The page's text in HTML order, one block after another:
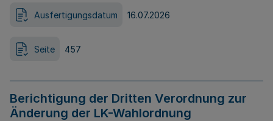
Ausfertigungsdatum 16.07.2026
Seite 457
Berichtigung der Dritten Verordnung zur
Änderung der LK-Wahlordnung